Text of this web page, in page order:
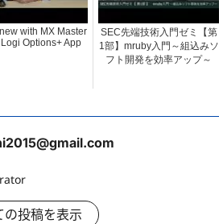
with MX Master
Options+ App
SEC先端技術入門ゼミ【第
1部】mruby入門～組込みソ
フト開発を効率アップ～
の投稿を表示